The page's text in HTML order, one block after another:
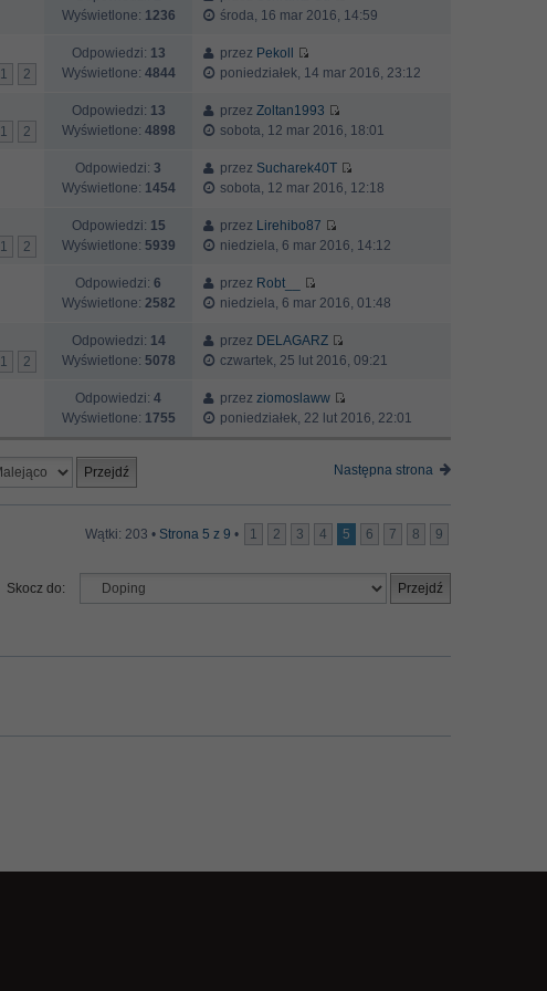
Wyświetlone: 1236
środa, 16 mar 2016, 14:59
1 2
Odpowiedzi: 13
Wyświetlone: 4844
przez Pekoll
poniedziałek, 14 mar 2016, 23:12
1 2
Odpowiedzi: 13
Wyświetlone: 4898
przezZoltan1993
sobota, 12 mar 2016, 18:01
Odpowiedzi: 3
Wyświetlone: 1454
przez Sucharek40T
sobota, 12 mar 2016, 12:18
1 2
Odpowiedzi: 15
Wyświetlone: 5939
przez Lirehibo87
niedziela, 6 mar 2016, 14:12
Odpowiedzi: 6
Wyświetlone: 2582
przez Robt__
niedziela, 6 mar 2016, 01:48
1 2
Odpowiedzi: 14
Wyświetlone: 5078
przez DELAGARZ
czwartek, 25 lut 2016, 09:21
Odpowiedzi: 4
Wyświetlone: 1755
przezziomoslaww
poniedziałek, 22 lut 2016, 22:01
Następna strona
Wątki: 203 • Strona 5 z 9 • 1 2 3 4 5 6 7 8 9
Skocz do: